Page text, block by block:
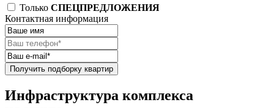
Только СПЕЦПРЕДЛОЖЕНИЯ
Контактная информация
Получить подборку квартир
Инфраструктура комплекса